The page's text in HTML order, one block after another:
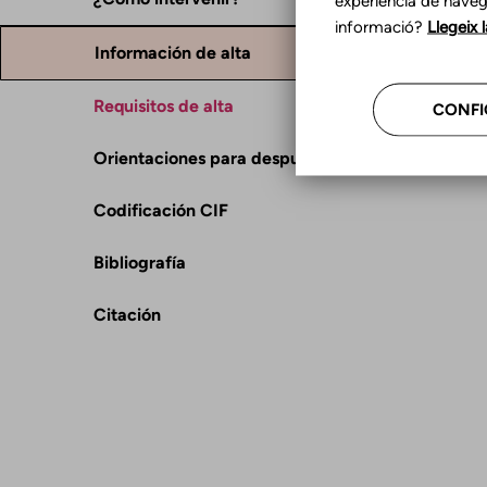
Información de alta
Requisitos de alta
Orientaciones para después del alta
Codificación CIF
Bibliografía
Citación
informació? Llegeix